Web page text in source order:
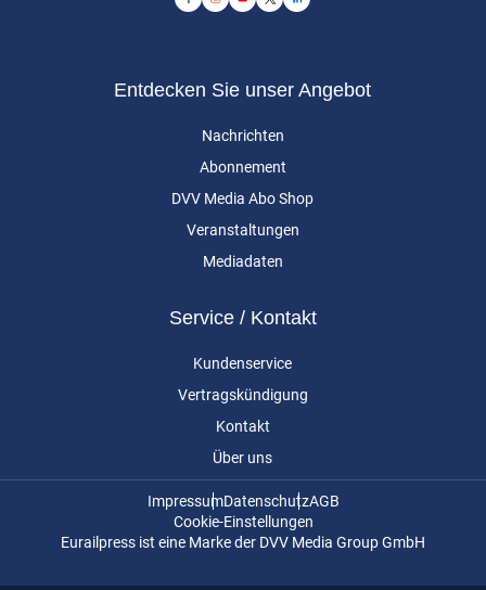
Entdecken Sie unser Angebot
Nachrichten
Abonnement
DVV Media Abo Shop
Veranstaltungen
Mediadaten
Service / Kontakt
Kundenservice
Vertragskündigung
Kontakt
Über uns
ImpressumDatenschutzAGB
Cookie-Einstellungen
Eurailpress ist eine Marke der DVV Media Group GmbH